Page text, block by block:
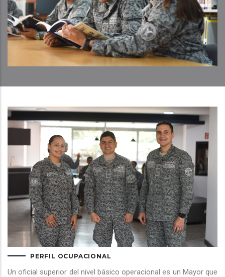
PERFIL OCUPACIONAL
Un oficial superior del nivel básico operacional es un Mayor que